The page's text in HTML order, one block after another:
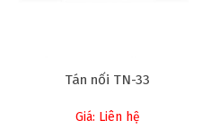
Tán nối TN-33
Giá: Liên hệ